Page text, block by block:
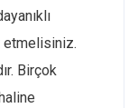
etmelisiniz.
Birçok